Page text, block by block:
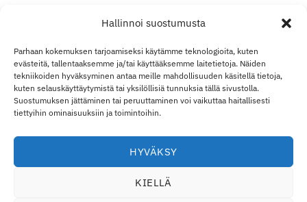
Hallinnoi suostumusta
Parhaan kokemuksen tarjoamiseksi käytämme teknologioita, kuten
evästeitä, tallentaaksemme ja/tai käyttääksemme laitetietoja. Näiden
tekniikoiden hyväksyminen antaa meille mahdollisuuden käsitellä tietoja,
kuten selauskäyttäytymistä tai yksilöllisiä tunnuksia tällä sivustolla.
Suostumuksen jättäminen tai peruuttaminen voi vaikuttaa haitallisesti
tiettyihin ominaisuuksiin ja toimintoihin.
HYVÄKSY
KIELLÄ
Visa MasterCardKlarna
Apple
Pay
TOIMITUS JA PALAUTUKSET OTA YHTEYTTÄ
TILINI
YLI ECO SUPPLEMENT
B2B
Eco Supplements EOOD
Antim I Street, No. 14, fl. 2, law office, 1303 Sofia, Bulgaria
Rekisterinumero (EIK/UIC/TIN/Y-tunnus): 207958071 · ALV-